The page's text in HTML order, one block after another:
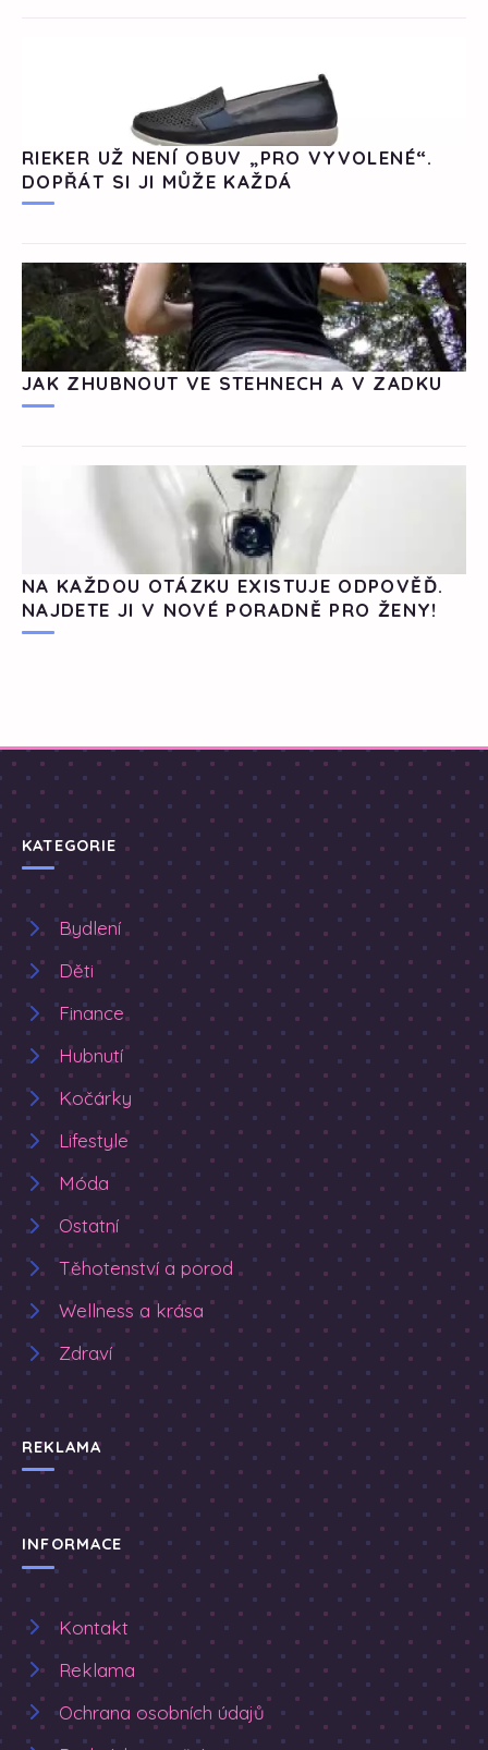
RIEKER UŽ NENÍ OBUV „PRO VYVOLENÉ“.
DOPŘÁT SI JI MŮŽE KAŽDÁ
JAK ZHUBNOUT VE STEHNECH A V ZADKU
NA KAŽDOU OTÁZKU EXISTUJE ODPOVĚĎ.
NAJDETE JI V NOVÉ PORADNĚ PRO ŽENY!
KATEGORIE
Bydlení
Děti
Finance
Hubnutí
Kočárky
Lifestyle
Móda
Ostatní
Těhotenství a porod
Wellness a krása
Zdraví
REKLAMA
INFORMACE
Kontakt
Reklama
Ochrana osobních údajů